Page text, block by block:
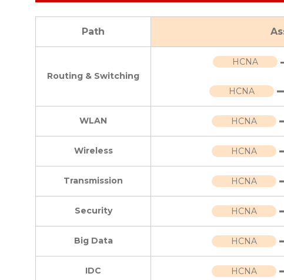
Path
Routing & Switching
HCNA
HCNA
WLAN HCNA
Wireless HCNA
Transmission HCNA
Security HCNA
Big Data HCNA
IDC HCNA